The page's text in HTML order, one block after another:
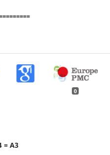
0
= A3